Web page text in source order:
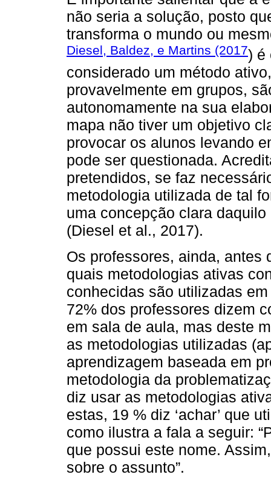
não seria a solução, posto
transforma o mundo ou
Diesel, Baldez, e Martins (2017) é
considerado um método
provavelmente em grupos,
autonomamente na sua
mapa não tiver um objetivo
provocar os alunos levando
pode ser questionada.
pretendidos, se faz
metodologia utilizada de tal
uma concepção clara
(Diesel et al., 2017).
Os professores, ainda, antes
quais metodologias ativas
conhecidas são utilizadas
72% dos professores dizem
em sala de aula, mas deste
as metodologias utilizadas
aprendizagem baseada em
metodologia da
diz usar as metodologias
estas, 19 % diz ‘achar’ que
como ilustra a fala a seguir:
que possui este nome.
sobre o assunto”.